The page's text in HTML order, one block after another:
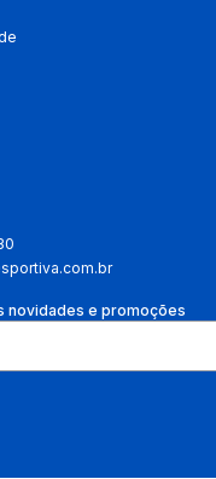
novidades e promoções